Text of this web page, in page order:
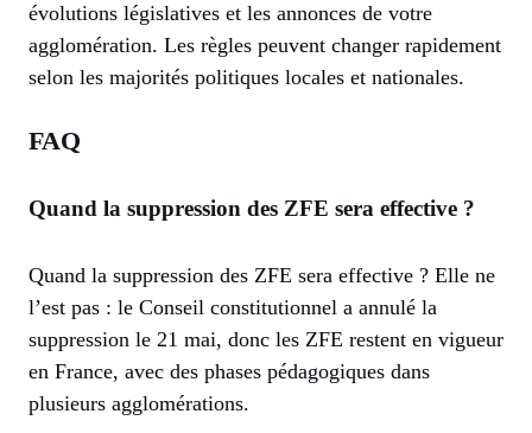
évolutions législatives et les annonces de votre
agglomération. Les règles peuvent changer rapidement
selon les majorités politiques locales et nationales.
FAQ
Quand la suppression des ZFE sera effective ?
Quand la suppression des ZFE sera effective ? Elle ne
l’est pas : le Conseil constitutionnel a annulé la
suppression le 21 mai, donc les ZFE restent en vigueur
en France, avec des phases pédagogiques dans
plusieurs agglomérations.